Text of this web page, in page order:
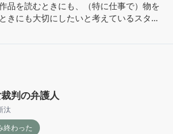
品を読むときにも、（特に仕事で）物を
きにも大切にしたいと考えているスタン
判の弁護人
汰
終わった